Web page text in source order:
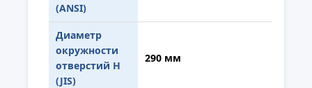
(ANSI)
Диаметр
окружности
отверстий H
(JIS)
290 мм